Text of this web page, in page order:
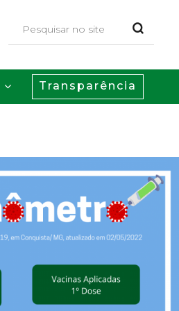
Transparência